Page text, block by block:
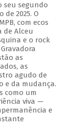
seu segundo
2025. O
com ecos
de Alceu
e o rock
as
as
agudo de
e da mudança.
como um
viva —
e